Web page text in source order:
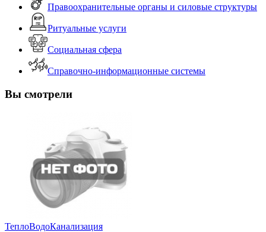
Правоохранительные органы и силовые структуры
Ритуальные услуги
Социальная сфера
Справочно-информационные системы
Вы смотрели
ТеплоВодоКанализация